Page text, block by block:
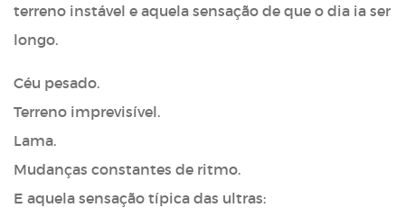
terreno instável e aquela sensação de que o dia ia ser
longo.
Céu pesado.
Terreno imprevisível.
Lama.
Mudanças constantes de ritmo.
E aquela sensação típica das ultras: